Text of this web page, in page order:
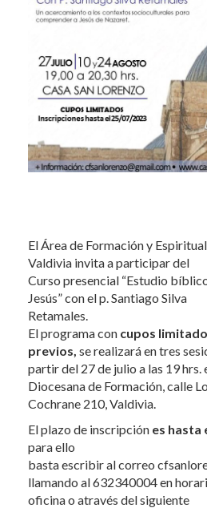
El Área de Formación y
Valdivia invita a participar del
Curso presencial “Estudio
Jesús” con el p. Santiago Silva
Retamales.
El programa con cupos
previos, se realizará en tres
partir del 27 de julio a las 19 hrs.
Diocesana de Formación, calle
Cochrane 210, Valdivia.
El plazo de inscripción es hasta
para ello
basta escribir al correo
llamando al 632340004 en
oficina o através del siguiente